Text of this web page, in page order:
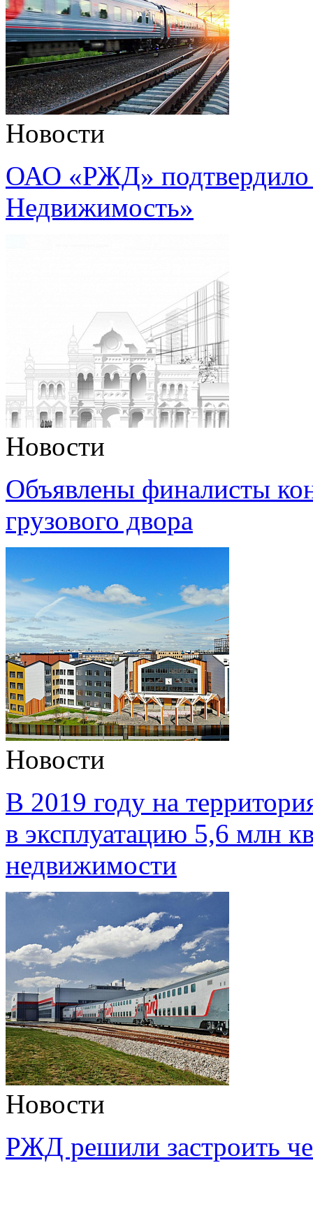
Новости
ОАО «РЖД»
Недвижимость»
Новости
Объявлены финалисты
грузового двора
Новости
В 2019 году на
в эксплуатацию 5,6 млн
недвижимости
Новости
РЖД решили застроить